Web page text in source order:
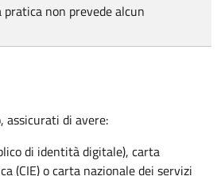
non prevede alcun
assicurati di avere:
di identità digitale), carta
(CIE) o carta nazionale dei servizi